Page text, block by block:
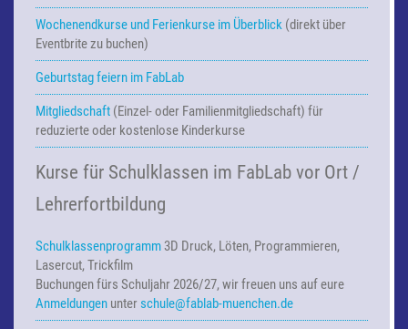
Wochenendkurse und Ferienkurse im Überblick (direkt über
Eventbrite zu buchen)
Geburtstag feiern im FabLab
Mitgliedschaft (Einzel- oder Familienmitgliedschaft) für
reduzierte oder kostenlose Kinderkurse
Kurse für Schulklassen im FabLab vor Ort /
Lehrerfortbildung
Schulklassenprogramm3D Druck, Löten, Programmieren,
Lasercut, Trickfilm
Buchungen fürs Schuljahr 2026/27, wir freuen uns auf eure
Anmeldungen unter schule@fablab-muenchen.de